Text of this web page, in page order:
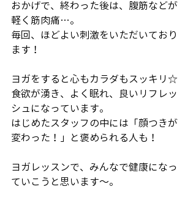
おかげで、終わった後は、腹筋などが
軽く筋肉痛…。
毎回、ほどよい刺激をいただいており
ます！
ヨガをすると心もカラダもスッキリ☆
食欲が湧き、よく眠れ、良いリフレッ
シュになっています。
はじめたスタッフの中には「顔つきが
変わった！」と褒められる人も！
ヨガレッスンで、みんなで健康になっ
ていこうと思います～。